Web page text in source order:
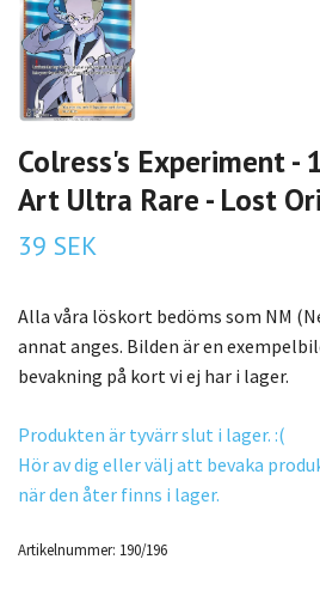
Colress's Experiment -
Art Ultra Rare - Lost
39 SEK
Alla våra löskort bedöms som NM
annat anges. Bilden är en
bevakning på kort vi ej har i lager.
Produkten är tyvärr slut i lager. :(
Hör av dig eller välj att bevaka
när den åter finns i lager.
Artikelnummer: 190/196